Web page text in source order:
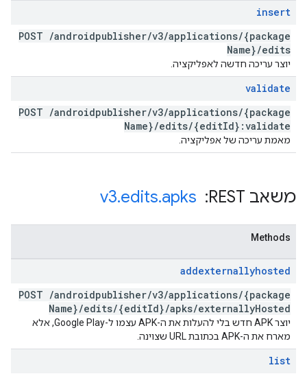
insert
POST /androidpublisher/v3/applications/{package
Name}/edits
יוצר עריכה חדשה לאפליקציה.
validate
POST /androidpublisher/v3/applications/{package
Name}/edits/{editId}:validate
מאמת עריכה של אפליקציה.
משאב REST: ‏ v3.edits.apks
Methods
addexternallyhosted
POST /androidpublisher/v3/applications/{package
Name}/edits/{editId}/apks/externallyHosted
יוצר APK חדש בלי להעלות את ה-APK עצמו ל-Google Play, אלא
מארח את ה-APK בכתובת URL שצוינה.
list